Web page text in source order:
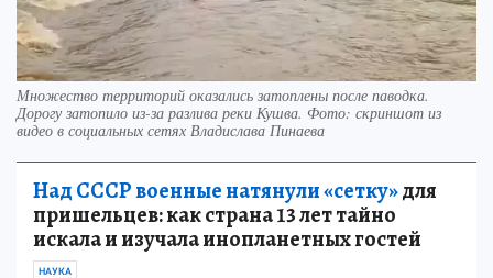
Множество территорий оказались затоплены после паводка.
Дорогу затопило из-за разлива реки Кушва. Фото: скриншот из
видео в социальных сетях Владислава Пинаева
Над СССР военные натянули «сетку»для
пришельцев: как страна 13 лет тайно
искала и изучала инопланетных гостей
НАУКА